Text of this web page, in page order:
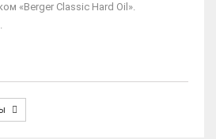
«Berger Classic Hard Oil».